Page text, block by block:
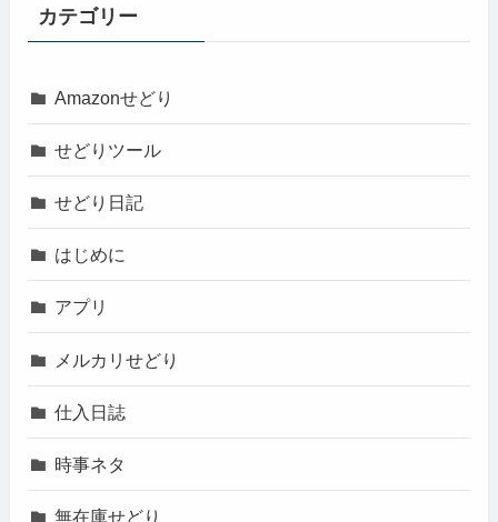
カテゴリー
Amazonせどり
せどりツール
せどり日記
はじめに
アプリ
メルカリせどり
仕入日誌
時事ネタ
無在庫せどり